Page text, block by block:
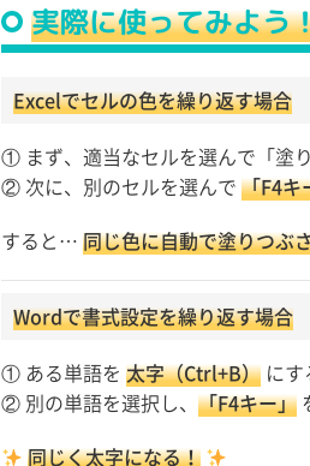
実際に使ってみよう
Excelでセルの色を繰り返す場合
① まず、適当なセルを選んで「塗
② 次に、別のセルを選んで 「F4キ
すると… 同じ色に自動で塗りつぶ
Wordで書式設定を繰り返す場合
① ある単語を 太字（Ctrl+B） にす
② 別の単語を選択し、 「F4キー」
同じく太字になる！